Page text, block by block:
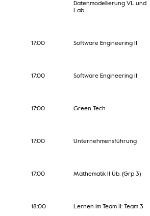
Datenmodellierung VL und
Lab.
17:00 Software Engineering II
17:00 Software Engineering II
17:00 Green Tech
17:00 Unternehmensführung
17:00 Mathematik II Üb. (Grp 3)
18:00 Lernen im Team II: Team 3